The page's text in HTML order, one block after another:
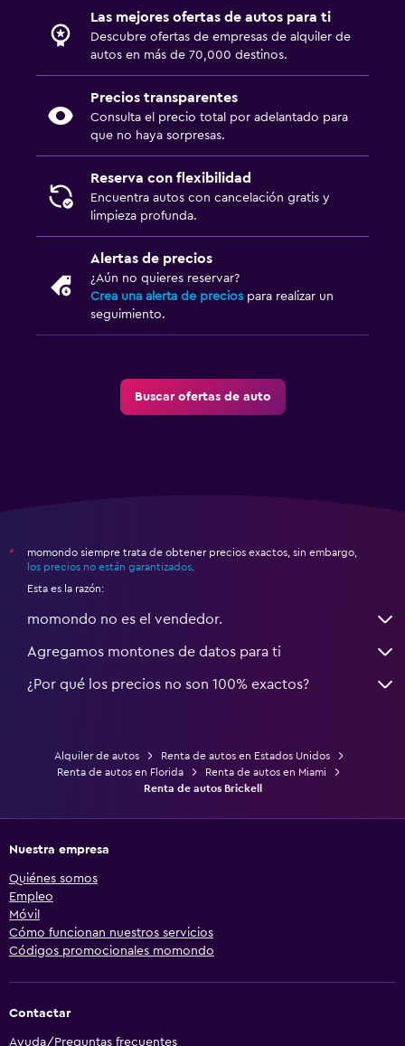
Las mejores ofertas de autos para ti
Descubre ofertas de empresas de alquiler de
autos en más de 70,000 destinos.
Precios transparentes
Consulta el precio total por adelantado para
que no haya sorpresas.
Reserva con flexibilidad
Encuentra autos con cancelación gratis y
limpieza profunda.
Alertas de precios
¿Aún no quieres reservar?
Crea una alerta de precios para realizar un
seguimiento.
Buscar ofertas de auto
*
momondo siempre trata de obtener precios exactos, sin embargo,
los precios no están garantizados.
Esta es la razón:
momondo no es el vendedor.
Agregamos montones de datos para ti
¿Por qué los precios no son 100% exactos?
Alquiler de autos
Renta de autos en Estados Unidos
Renta de autos en Florida
Renta de autos en Miami
Renta de autos Brickell
Nuestra empresa
Quiénes somos
Empleo
Móvil
Cómo funcionan nuestros servicios
Códigos promocionales momondo
Contactar
Ayuda/Preguntas frecuentes